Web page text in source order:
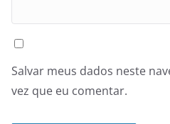
Salvar meus dados neste
vez que eu comentar.